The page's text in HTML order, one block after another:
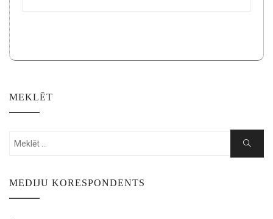
MEKLĒT
Search
Search
MEDIJU KORESPONDENTS